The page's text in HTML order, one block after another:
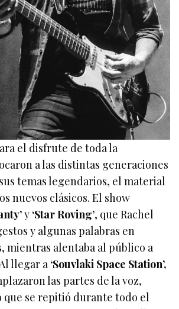
el disfrute de toda la
a las distintas generaciones
temas legendarios, el material
nuevos clásicos. El show
y ‘Star Roving’, que Rachel
y algunas palabras en
mientras alentaba al público a
llegar a‘Souvlaki Space Station’,
las partes de la voz,
que se repitió durante todo el